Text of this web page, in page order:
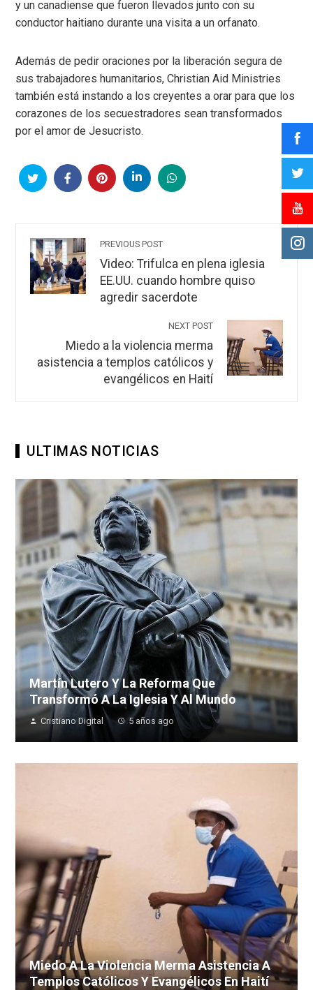
y un canadiense que fueron llevados junto con su
conductor haitiano durante una visita a un orfanato.
Además de pedir oraciones por la liberación segura de
sus trabajadores humanitarios, Christian Aid Ministries
también está instando a los creyentes a orar para que los
corazones de los secuestradores sean transformados
por el amor de Jesucristo.
PREVIOUS POST
Video: Trifulca en plena iglesia
EE.UU. cuando hombre quiso
agredir sacerdote
NEXT POST
Miedo a la violencia merma
asistencia a templos católicos y
evangélicos en Haití
ULTIMAS NOTICIAS
Martín Lutero Y La Reforma Que
Transformó A La Iglesia Y Al Mundo
Cristiano Digital 5 años ago
Miedo A La Violencia Merma Asistencia A
Templos Católicos Y Evangélicos En Haití